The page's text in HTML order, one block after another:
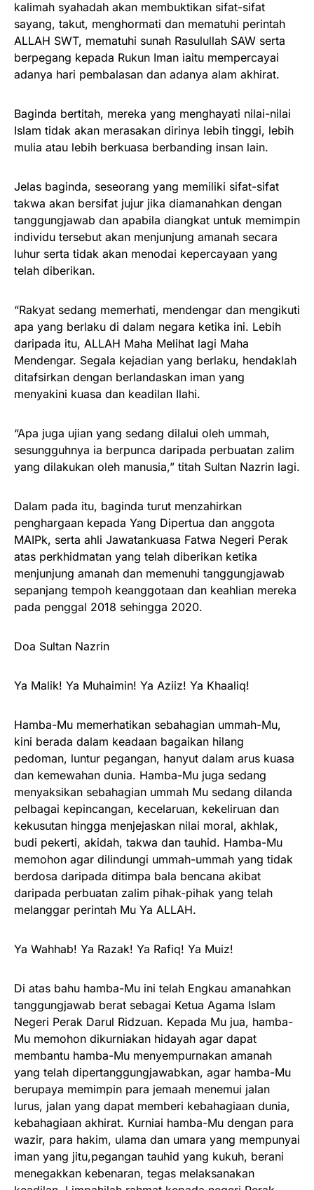
kalimah syahadah akan membuktikan sifat-sifat
sayang, takut, menghormati dan mematuhi perintah
ALLAH SWT, mematuhi sunah Rasulullah SAW serta
berpegang kepada Rukun Iman iaitu mempercayai
adanya hari pembalasan dan adanya alam akhirat.
Baginda bertitah, mereka yang menghayati nilai-nilai
Islam tidak akan merasakan dirinya lebih tinggi, lebih
mulia atau lebih berkuasa berbanding insan lain.
Jelas baginda, seseorang yang memiliki sifat-sifat
takwa akan bersifat jujur jika diamanahkan dengan
tanggungjawab dan apabila diangkat untuk memimpin
individu tersebut akan menjunjung amanah secara
luhur serta tidak akan menodai kepercayaan yang
telah diberikan.
“Rakyat sedang memerhati, mendengar dan mengikuti
apa yang berlaku di dalam negara ketika ini. Lebih
daripada itu, ALLAH Maha Melihat lagi Maha
Mendengar. Segala kejadian yang berlaku, hendaklah
ditafsirkan dengan berlandaskan iman yang
menyakini kuasa dan keadilan Ilahi.
“Apa juga ujian yang sedang dilalui oleh ummah,
sesungguhnya ia berpunca daripada perbuatan zalim
yang dilakukan oleh manusia,” titah Sultan Nazrin lagi.
Dalam pada itu, baginda turut menzahirkan
penghargaan kepada Yang Dipertua dan anggota
MAIPk, serta ahli Jawatankuasa Fatwa Negeri Perak
atas perkhidmatan yang telah diberikan ketika
menjunjung amanah dan memenuhi tanggungjawab
sepanjang tempoh keanggotaan dan keahlian mereka
pada penggal 2018 sehingga 2020.
Doa Sultan Nazrin
Ya Malik! Ya Muhaimin! Ya Aziiz! Ya Khaaliq!
Hamba-Mu memerhatikan sebahagian ummah-Mu,
kini berada dalam keadaan bagaikan hilang
pedoman, luntur pegangan, hanyut dalam arus kuasa
dan kemewahan dunia. Hamba-Mu juga sedang
menyaksikan sebahagian ummah Mu sedang dilanda
pelbagai kepincangan, kecelaruan, kekeliruan dan
kekusutan hingga menjejaskan nilai moral, akhlak,
budi pekerti, akidah, takwa dan tauhid. Hamba-Mu
memohon agar dilindungi ummah-ummah yang tidak
berdosa daripada ditimpa bala bencana akibat
daripada perbuatan zalim pihak-pihak yang telah
melanggar perintah Mu Ya ALLAH.
Ya Wahhab! Ya Razak! Ya Rafiq! Ya Muiz!
Di atas bahu hamba-Mu ini telah Engkau amanahkan
tanggungjawab berat sebagai Ketua Agama Islam
Negeri Perak Darul Ridzuan. Kepada Mu jua, hamba-
Mu memohon dikurniakan hidayah agar dapat
membantu hamba-Mu menyempurnakan amanah
yang telah dipertanggungjawabkan, agar hamba-Mu
berupaya memimpin para jemaah menemui jalan
lurus, jalan yang dapat memberi kebahagiaan dunia,
kebahagiaan akhirat. Kurniai hamba-Mu dengan para
wazir, para hakim, ulama dan umara yang mempunyai
iman yang jitu,pegangan tauhid yang kukuh, berani
menegakkan kebenaran, tegas melaksanakan